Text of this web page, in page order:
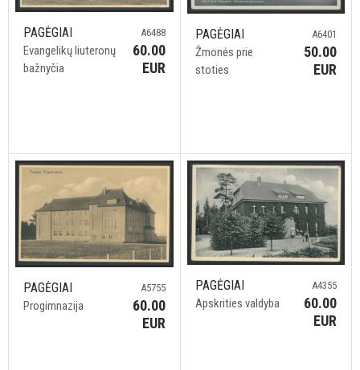
PAGĖGIAI
Evangelikų liuteronų
bažnyčia
A6488
60.00
EUR
PAGĖGIAI
Žmonės prie
stoties
A6401
50.00
EUR
PAGĖGIAI
Progimnazija
A5755
60.00
EUR
PAGĖGIAI
Apskrities valdyba
A4355
60.00
EUR